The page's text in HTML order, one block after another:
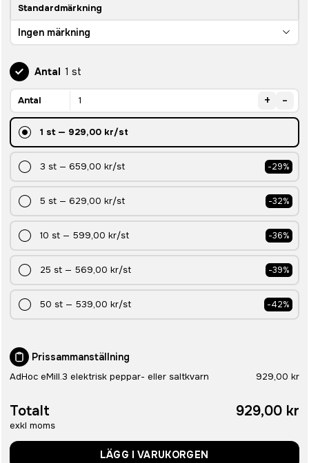
Standardmärkning
Ingen märkning
Antal 1 st
Antal + -
1 st— 929,00 kr/st
3 st — 659,00 kr/st -29%
5 st — 629,00 kr/st -32%
10 st — 599,00 kr/st -36%
25 st — 569,00 kr/st -39%
50 st — 539,00 kr/st -42%
Prissammanställning
AdHoc eMill.3 elektrisk peppar- eller saltkvarn 929,00 kr
Totalt
exkl moms
929,00 kr
LÄGG I VARUKORGEN